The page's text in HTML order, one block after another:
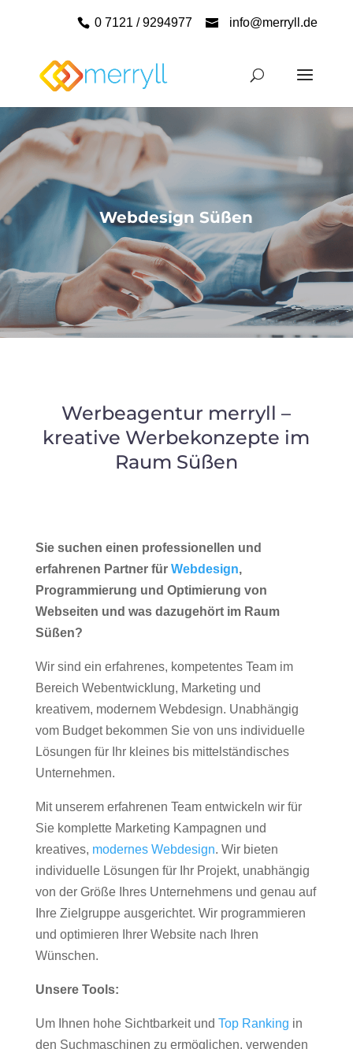
0 7121 / 9294977 info@merryll.de
Webdesign Süßen
Werbeagentur merryll –
kreative Werbekonzepte im
Raum Süßen
Sie suchen einen professionellen und
erfahrenen Partner für Webdesign,
Programmierung und Optimierung von
Webseiten und was dazugehört im Raum
Süßen?
Wir sind ein erfahrenes, kompetentes Team im
Bereich Webentwicklung, Marketing und
kreativem, modernem Webdesign. Unabhängig
vom Budget bekommen Sie von uns individuelle
Lösungen für Ihr kleines bis mittelständisches
Unternehmen.
Mit unserem erfahrenen Team entwickeln wir für
Sie komplette Marketing Kampagnen und
kreatives, modernes Webdesign. Wir bieten
individuelle Lösungen für Ihr Projekt, unabhängig
von der Größe Ihres Unternehmens und genau auf
Ihre Zielgruppe ausgerichtet. Wir programmieren
und optimieren Ihrer Website nach Ihren
Wünschen.
Unsere Tools:
Um Ihnen hohe Sichtbarkeit und Top Ranking in
den Suchmaschinen zu ermöglichen, verwenden